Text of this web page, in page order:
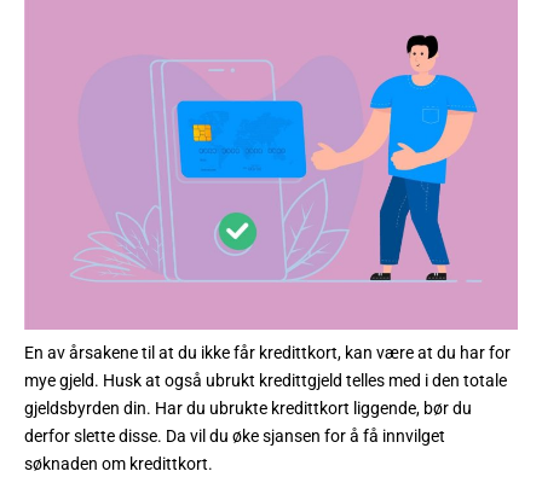
En av årsakene til at du ikke får kredittkort, kan være at du har for
mye gjeld. Husk at også ubrukt kredittgjeld telles med i den totale
gjeldsbyrden din. Har du ubrukte kredittkort liggende, bør du
derfor slette disse. Da vil du øke sjansen for å få innvilget
søknaden om kredittkort.